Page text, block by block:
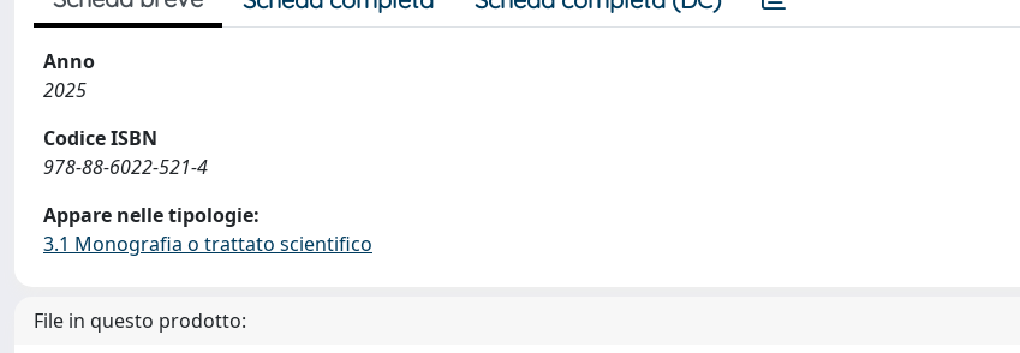
Anno
2025
Codice ISBN
978-88-6022-521-4
Appare nelle tipologie:
3.1 Monografia o trattato scientifico
File in questo prodotto: